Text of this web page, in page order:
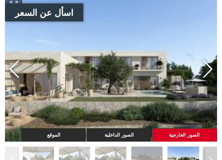
اسأل عن السعر
الصور الخارجية الصور الداخلية الموقع